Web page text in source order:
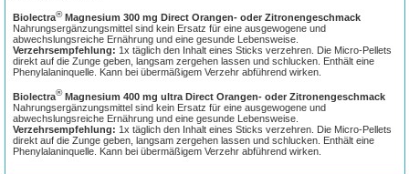
Biolectra®Magnesium 300 mg Direct Orangen- oder Zitronengeschmack
Nahrungsergänzungsmittel sind kein Ersatz für eine ausgewogene und
abwechslungsreiche Ernährung und eine gesunde Lebensweise.
Verzehrsempfehlung: 1x täglich den Inhalt eines Sticks verzehren. Die Micro-Pellets
direkt auf die Zunge geben, langsam zergehen lassen und schlucken. Enthält eine
Phenylalaninquelle. Kann bei übermäßigem Verzehr abführend wirken.
Biolectra®Magnesium 400 mg ultra Direct Orangen- oder Zitronengeschmack
Nahrungsergänzungsmittel sind kein Ersatz für eine ausgewogene und
abwechslungsreiche Ernährung und eine gesunde Lebensweise.
Verzehrsempfehlung: 1x täglich den Inhalt eines Sticks verzehren. Die Micro-Pellets
direkt auf die Zunge geben, langsam zergehen lassen und schlucken. Enthält eine
Phenylalaninquelle. Kann bei übermäßigem Verzehr abführend wirken.